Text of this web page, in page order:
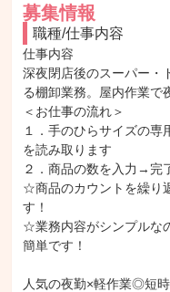
募集情報
職種/仕事内容
仕事内容
深夜閉店後のスーパー・
る棚卸業務。屋内作業で
＜お仕事の流れ＞
１．手のひらサイズの専
を読み取ります
２．商品の数を入力→完
☆商品のカウントを繰り
す！
☆業務内容がシンプルな
簡単です！
人気の夜勤×軽作業◎短